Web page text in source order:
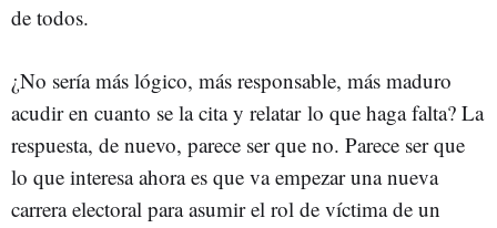
de todos.
¿No sería más lógico, más responsable, más maduro
acudir en cuanto se la cita y relatar lo que haga falta? La
respuesta, de nuevo, parece ser que no. Parece ser que
lo que interesa ahora es que va empezar una nueva
carrera electoral para asumir el rol de víctima de un